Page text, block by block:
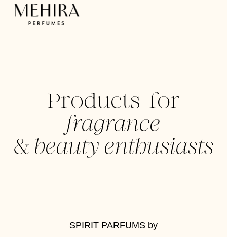
Products for
fragrance
&beauty enthusiasts
SPIRIT PARFUMS by